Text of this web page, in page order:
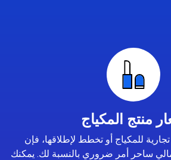
منتج المكياج
للمكياج أو تخطط لإطلاقها، فإن
ساحر أمر ضروري بالنسبة لك. يمكنك